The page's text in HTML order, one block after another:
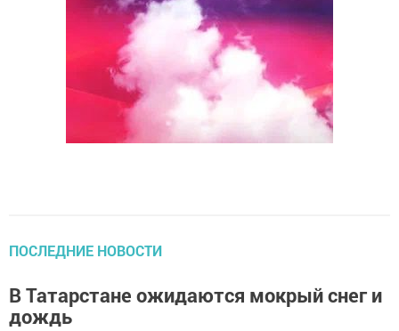
ПОСЛЕДНИЕ НОВОСТИ
В Татарстане ожидаются мокрый снег и
дождь